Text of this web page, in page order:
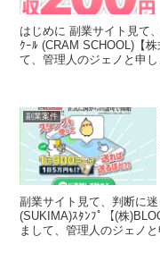
はじめに 副業サイト見て
ｸｰﾙ (CRAM SCHOOL)【
て、管理人のジェノと申
副業案件
副業サイト見て、判断に
(SUKIMA)ｽﾀﾝﾌﾟ【(株
まして、管理人のジェノ